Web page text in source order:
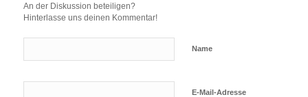
An der Diskussion beteiligen?
Hinterlasse uns deinen Kommentar!
Name
E-Mail-Adresse